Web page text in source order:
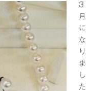
3
月
に
な
り
ま
し
た